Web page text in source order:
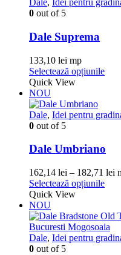
Dale, Idei pentru
0 out of 5
Dale Suprema
133,10 lei mp
Selectează opțiunileAcest
pot
Quick View
NOU
Dale, Idei pentru
0 out of 5
Dale Umbriano
162,14 lei – 182,71 lei
Selectează opțiunileAcest
mai
multe
Quick View
NOU
Dale, Idei pentru
0 out of 5